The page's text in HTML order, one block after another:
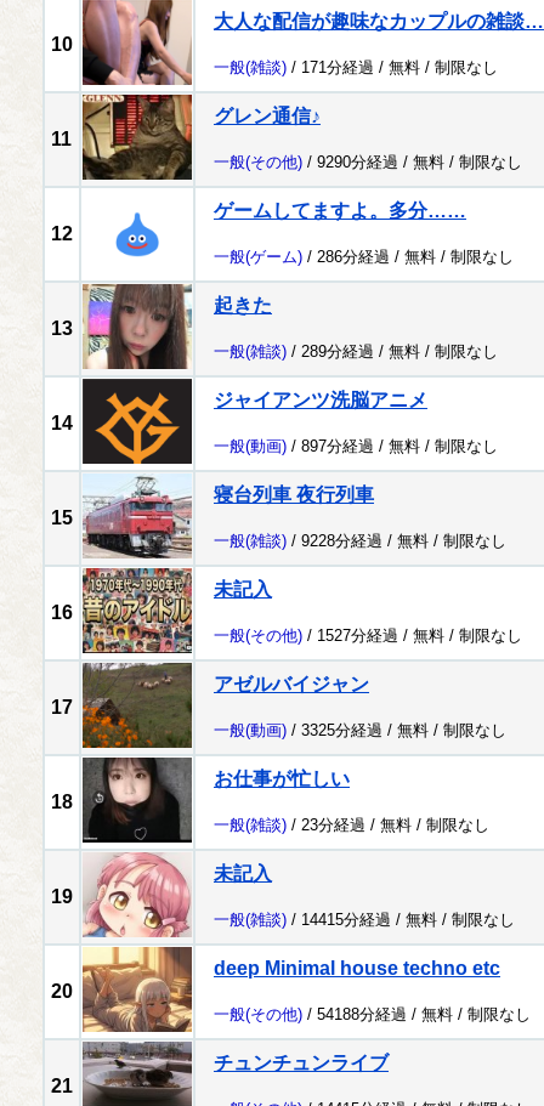
10
大人な配信が趣味なカップルの雑談…
一般(雑談) / 171分経過 / 無料 / 制限なし
11
グレン通信♪
一般(その他) / 9290分経過 / 無料 / 制限なし
12
ゲームしてますよ。多分……
一般(ゲーム) / 286分経過 / 無料 / 制限なし
13
起きた
一般(雑談) / 289分経過 / 無料 / 制限なし
14
ジャイアンツ洗脳アニメ
一般(動画) / 897分経過 / 無料 / 制限なし
15
寝台列車 夜行列車
一般(雑談) / 9228分経過 / 無料 / 制限なし
16
未記入
一般(その他) / 1527分経過 / 無料 / 制限なし
17
アゼルバイジャン
一般(動画) / 3325分経過 / 無料 / 制限なし
18
お仕事が忙しい
一般(雑談) / 23分経過 / 無料 / 制限なし
19
未記入
一般(雑談) / 14415分経過 / 無料 / 制限なし
20
deep Minimal house techno etc
一般(その他) / 54188分経過 / 無料 / 制限なし
21
チュンチュンライブ